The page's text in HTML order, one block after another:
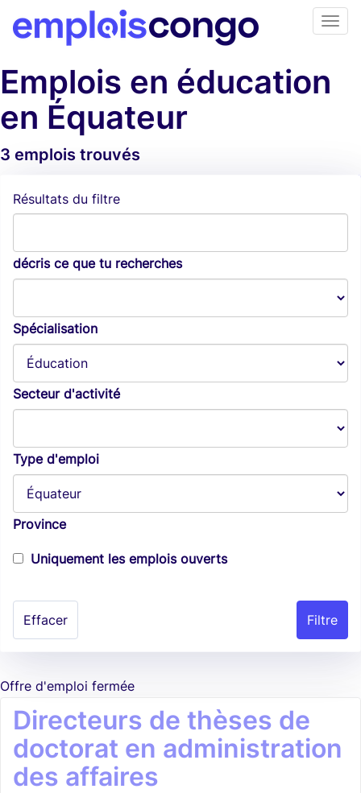
Emplois en éducation
en Équateur
3 emplois trouvés
Résultats du filtre
décris ce que tu recherches
Spécialisation
Secteur d'activité
Type d'emploi
Province
Uniquement les emplois ouverts
Effacer
Offre d'emploi fermée
Directeurs de thèses de
doctorat en administration
des affaires